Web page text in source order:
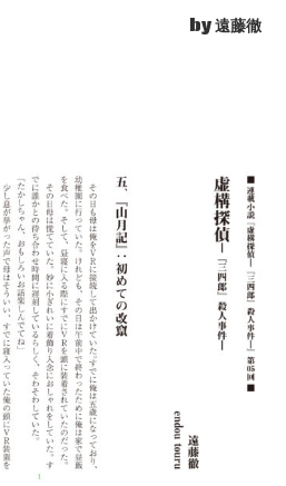
by 遠藤徹